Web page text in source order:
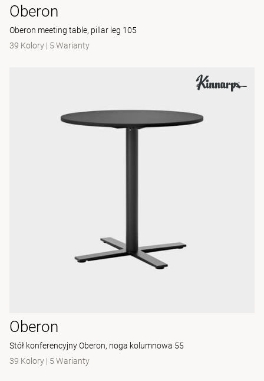
Oberon
Oberon meeting table, pillar leg 105
39 Kolory | 5 Warianty
Oberon
Stół konferencyjny Oberon, noga kolumnowa 55
39 Kolory | 5 Warianty